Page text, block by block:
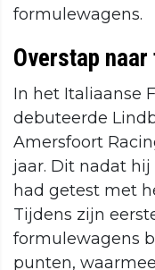
formulewagens.
Overstap
In het Italiaanse
debuteerde
Amersfoort
jaar. Dit nadat hij
had getest met
Tijdens zijn
formulewagens
punten,